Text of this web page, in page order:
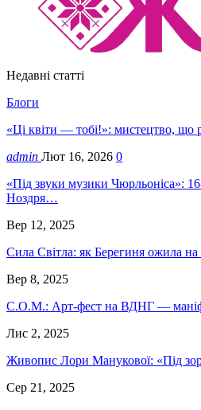
Недавні статті
Блоги
«Ці квіти — тобі!»: мистецтво, що
admin Лют 16, 2026 0
«Під звуки музики Чюрльоніса»:
Ноздря…
Вер 12, 2025
Сила Світла: як Берегиня ожила
Вер 8, 2025
С.О.М.: Арт-фест на ВДНГ —
Лис 2, 2025
Живопис Лори Манукової: «Під
Сер 21, 2025